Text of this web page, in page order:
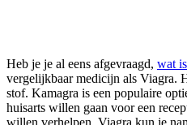
Heb je je al eens afgevraagd, wat
vergelijkbaar medicijn als Viagra.
stof. Kamagra is een populaire
huisarts willen gaan voor een
willen verhelpen. Viagra kun je